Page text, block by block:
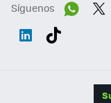
Síguenos